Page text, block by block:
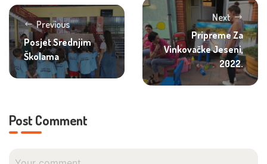
Previous
Posjet Srednjim
Školama
Next
Pripreme Za
Vinkovačke Jeseni,
2022.
Post Comment